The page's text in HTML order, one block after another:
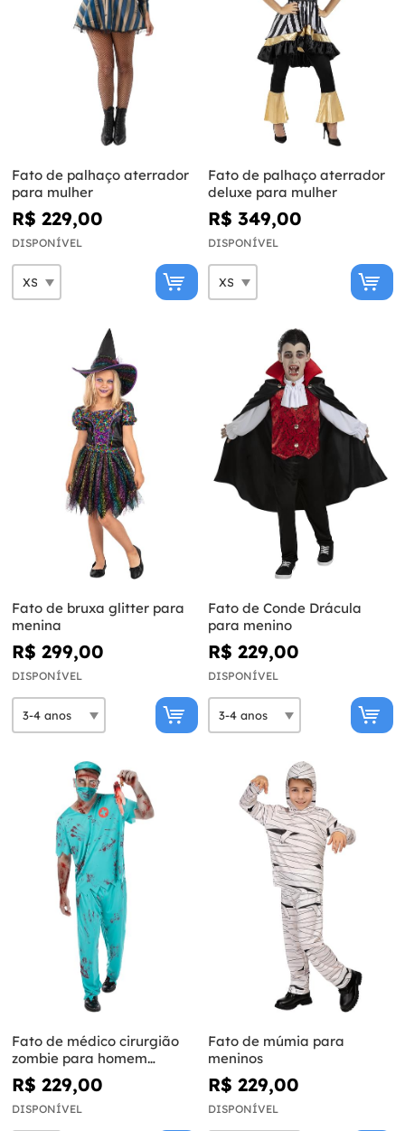
Fato de palhaço aterrador
para mulher
R$ 229,00
DISPONÍVEL
Fato de palhaço aterrador
deluxe para mulher
R$ 349,00
DISPONÍVEL
Fato de bruxa glitter para
menina
R$ 299,00
DISPONÍVEL
Fato de Conde Drácula
para menino
R$ 229,00
DISPONÍVEL
Fato de médico cirurgião
zombie para homem
tamanho grande
R$ 229,00
DISPONÍVEL
Fato de múmia para
meninos
R$ 229,00
DISPONÍVEL